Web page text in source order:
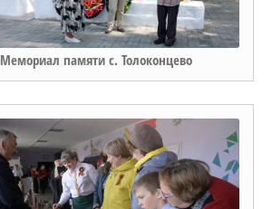
Мемориал памяти с. Толоконцево